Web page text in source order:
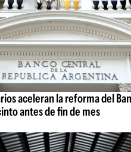
aceleran la reforma del
antes de fin de mes